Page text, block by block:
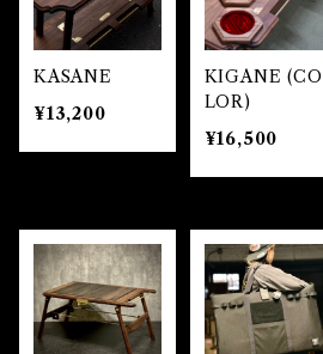
KASANE
¥13,200
KIGANE (CO
LOR)
¥16,500